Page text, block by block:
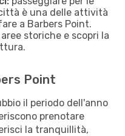
è una delle attività
a Barbers Point.
storiche e scopri la
Point
il periodo dell'anno
prenotare
la tranquillità,